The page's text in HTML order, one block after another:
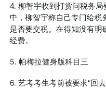
4. 柳智宇收到打赏问税务
中，柳智宇称自己专门给税
是否要交税。在得知没有明
经费。
5. 帕梅拉健身版科目三
6. 艺考考生考前被要求“回